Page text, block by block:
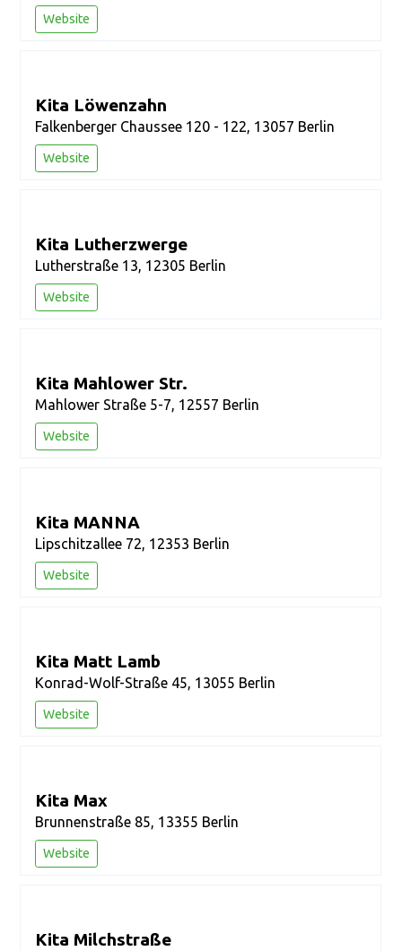
Website
Kita Löwenzahn
Falkenberger Chaussee 120 - 122, 13057 Berlin
Website
Kita Lutherzwerge
Lutherstraße 13, 12305 Berlin
Website
Kita Mahlower Str.
Mahlower Straße 5-7, 12557 Berlin
Website
Kita MANNA
Lipschitzallee 72, 12353 Berlin
Website
Kita Matt Lamb
Konrad-Wolf-Straße 45, 13055 Berlin
Website
Kita Max
Brunnenstraße 85, 13355 Berlin
Website
Kita Milchstraße